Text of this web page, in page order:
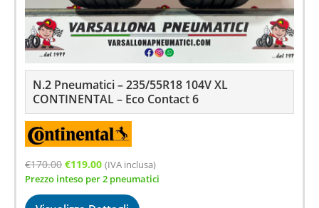
N.2 Pneumatici – 235/55R18 104V XL
CONTINENTAL – Eco Contact 6
€170.00 Il
prezzo
€119.00Il
prezzo
attuale
(IVA inclusa)
Prezzo inteso per 2 pneumatici